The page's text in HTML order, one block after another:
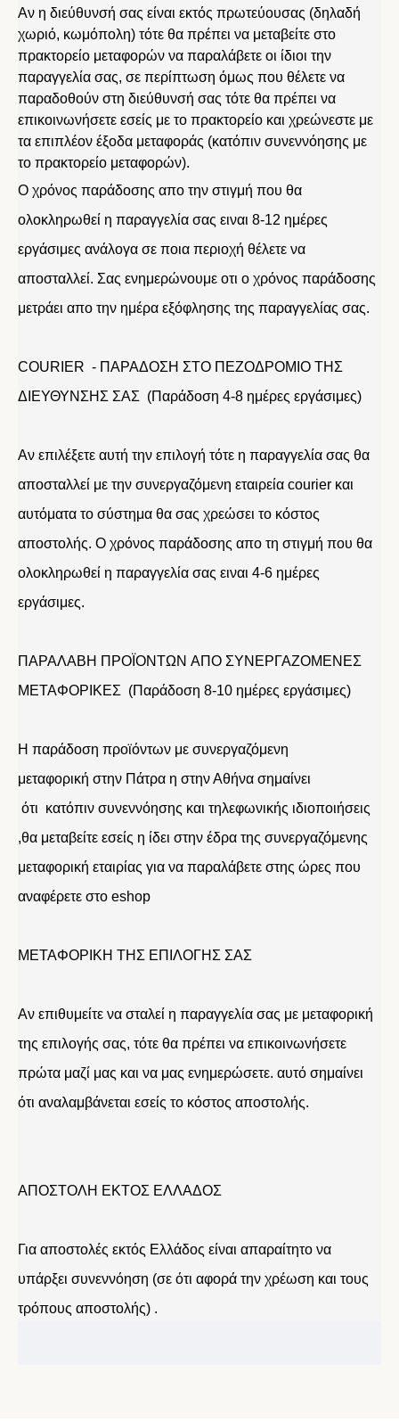
Αν η διεύθυνσή σας είναι εκτός πρωτεύουσας (δηλαδή
χωριό, κωμόπολη) τότε θα πρέπει να μεταβείτε στο
πρακτορείο μεταφορών να παραλάβετε οι ίδιοι την
παραγγελία σας, σε περίπτωση όμως που θέλετε να
παραδοθούν στη διεύθυνσή σας τότε θα πρέπει να
επικοινωνήσετε εσείς με το πρακτορείο και χρεώνεστε με
τα επιπλέον έξοδα μεταφοράς (κατόπιν συνεννόησης με
το πρακτορείο μεταφορών).
Ο χρόνος παράδοσης απο την στιγμή που θα
ολοκληρωθεί η παραγγελία σας ειναι 8-12 ημέρες
εργάσιμες ανάλογα σε ποια περιοχή θέλετε να
αποσταλλεί. Σας ενημερώνουμε οτι ο χρόνος παράδοσης
μετράει απο την ημέρα εξόφλησης της παραγγελίας σας.
COURIER - ΠΑΡΑΔΟΣΗ ΣΤΟ ΠΕΖΟΔΡΟΜΙΟ ΤΗΣ
ΔΙΕΥΘΥΝΣΗΣ ΣΑΣ (Παράδοση 4-8 ημέρες εργάσιμες)
Αν επιλέξετε αυτή την επιλογή τότε η παραγγελία σας θα
αποσταλλεί με την συνεργαζόμενη εταιρεία courier και
αυτόματα το σύστημα θα σας χρεώσει το κόστος
αποστολής. Ο χρόνος παράδοσης απο τη στιγμή που θα
ολοκληρωθεί η παραγγελία σας ειναι 4-6 ημέρες
εργάσιμες.
ΠΑΡΑΛΑΒΗ ΠΡΟΪΟΝΤΩΝ ΑΠΟ ΣΥΝΕΡΓΑΖΟΜΕΝΕΣ
ΜΕΤΑΦΟΡΙΚΕΣ (Παράδοση 8-10 ημέρες εργάσιμες)
Η παράδοση προϊόντων με συνεργαζόμενη
μεταφορική στην Πάτρα η στην Αθήνα σημαίνει
ότι κατόπιν συνεννόησης και τηλεφωνικής ιδιοποιήσεις
,θα μεταβείτε εσείς η ίδει στην έδρα της συνεργαζόμενης
μεταφορική εταιρίας για να παραλάβετε στης ώρες που
αναφέρετε στο eshop
ΜΕΤΑΦΟΡΙΚΗ ΤΗΣ ΕΠΙΛΟΓΗΣ ΣΑΣ
Αν επιθυμείτε να σταλεί η παραγγελία σας με μεταφορική
της επιλογής σας, τότε θα πρέπει να επικοινωνήσετε
πρώτα μαζί μας και να μας ενημερώσετε. αυτό σημαίνει
ότι αναλαμβάνεται εσείς το κόστος αποστολής.
ΑΠΟΣΤΟΛΗ ΕΚΤΟΣ ΕΛΛΑΔΟΣ
Για αποστολές εκτός Ελλάδος είναι απαραίτητο να
υπάρξει συνεννόηση (σε ότι αφορά την χρέωση και τους
τρόπους αποστολής) .